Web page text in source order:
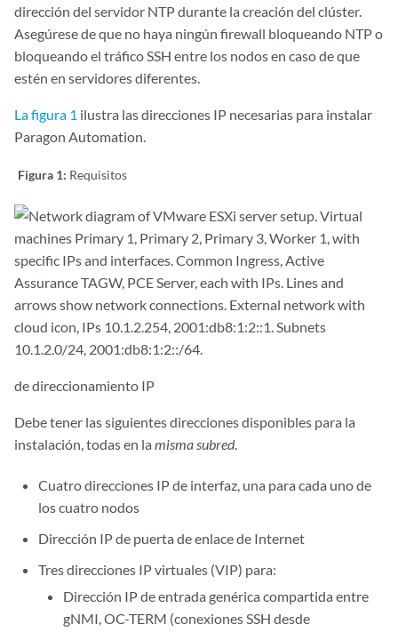
dirección del servidor NTP durante la creación del clúster.
Asegúrese de que no haya ningún firewall bloqueando NTP o
bloqueando el tráfico SSH entre los nodos en caso de que
estén en servidores diferentes.
La figura 1 ilustra las direcciones IP necesarias para instalar
Paragon Automation.
Figura 1: Requisitos
de direccionamiento IP
Debe tener las siguientes direcciones disponibles para la
instalación, todas en la misma subred.
Cuatro direcciones IP de interfaz, una para cada uno de
los cuatro nodos
Dirección IP de puerta de enlace de Internet
Tres direcciones IP virtuales (VIP) para:
Dirección IP de entrada genérica compartida entre
gNMI, OC-TERM (conexiones SSH desde